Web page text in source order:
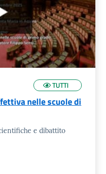
TUTTI
nelle scuole di
e dibattito